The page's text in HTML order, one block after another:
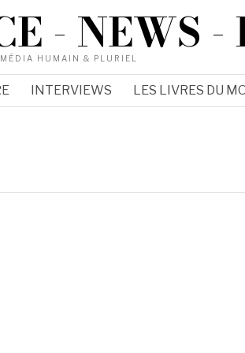
- NEWS -
MÉDIA HUMAIN & PLURIEL
INTERVIEWS LES LIVRES DU